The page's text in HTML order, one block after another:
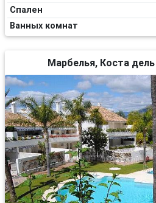
Спален
Ванных комнат
Марбелья, Коста